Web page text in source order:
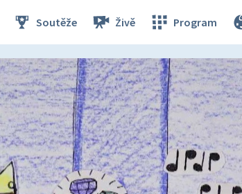
Soutěže Živě Program